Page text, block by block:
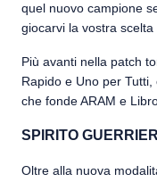
quel nuovo campione
giocarvi la vostra
Più avanti nella patch
Rapido e Uno per
che fonde ARAM e
SPIRITO
Oltre alla nuova